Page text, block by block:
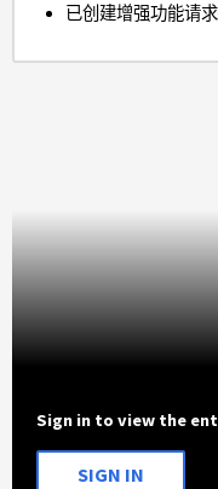
已创建增强功能请
Sign in to view the
SIGN IN